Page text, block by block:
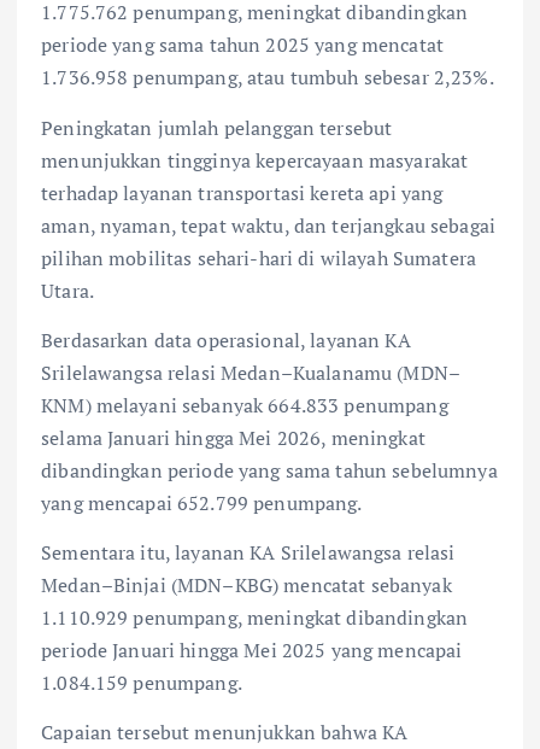
1.775.762 penumpang, meningkat dibandingkan
periode yang sama tahun 2025 yang mencatat
1.736.958 penumpang, atau tumbuh sebesar 2,23%.
Peningkatan jumlah pelanggan tersebut
menunjukkan tingginya kepercayaan masyarakat
terhadap layanan transportasi kereta api yang
aman, nyaman, tepat waktu, dan terjangkau sebagai
pilihan mobilitas sehari-hari di wilayah Sumatera
Utara.
Berdasarkan data operasional, layanan KA
Srilelawangsa relasi Medan–Kualanamu (MDN–
KNM) melayani sebanyak 664.833 penumpang
selama Januari hingga Mei 2026, meningkat
dibandingkan periode yang sama tahun sebelumnya
yang mencapai 652.799 penumpang.
Sementara itu, layanan KA Srilelawangsa relasi
Medan–Binjai (MDN–KBG) mencatat sebanyak
1.110.929 penumpang, meningkat dibandingkan
periode Januari hingga Mei 2025 yang mencapai
1.084.159 penumpang.
Capaian tersebut menunjukkan bahwa KA